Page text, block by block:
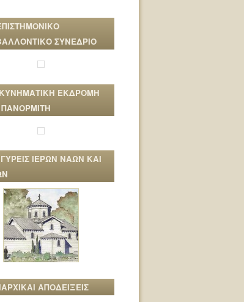
ΣΥΝΕΔΡΙΟ
ΕΚΔΡΟΜΗ
ΙΕΡΩΝ ΝΑΩΝ ΚΑΙ
ΑΠΟΔΕΙΞΕΙΣ